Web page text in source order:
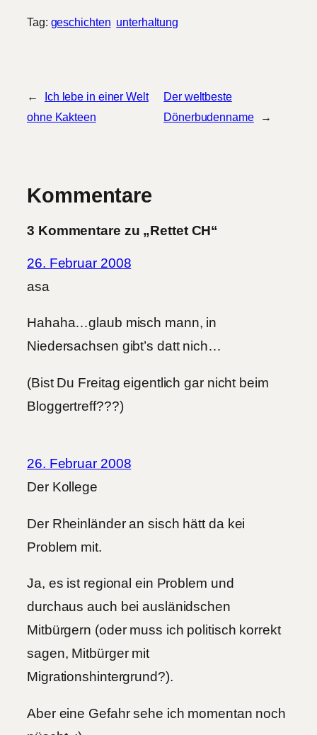
Tag: geschichten unterhaltung
←
Ich lebe in einer Welt
ohne Kakteen
Der weltbeste
Dönerbudenname
→
Kommentare
3 Kommentare zu „Rettet CH“
26. Februar 2008
asa
Hahaha…glaub misch mann, in
Niedersachsen gibt’s datt nich…
(Bist Du Freitag eigentlich gar nicht beim
Bloggertreff???)
26. Februar 2008
Der Kollege
Der Rheinländer an sisch hätt da kei
Problem mit.
Ja, es ist regional ein Problem und
durchaus auch bei auslänidschen
Mitbürgern (oder muss ich politisch korrekt
sagen, Mitbürger mit
Migrationshintergrund?).
Aber eine Gefahr sehe ich momentan noch